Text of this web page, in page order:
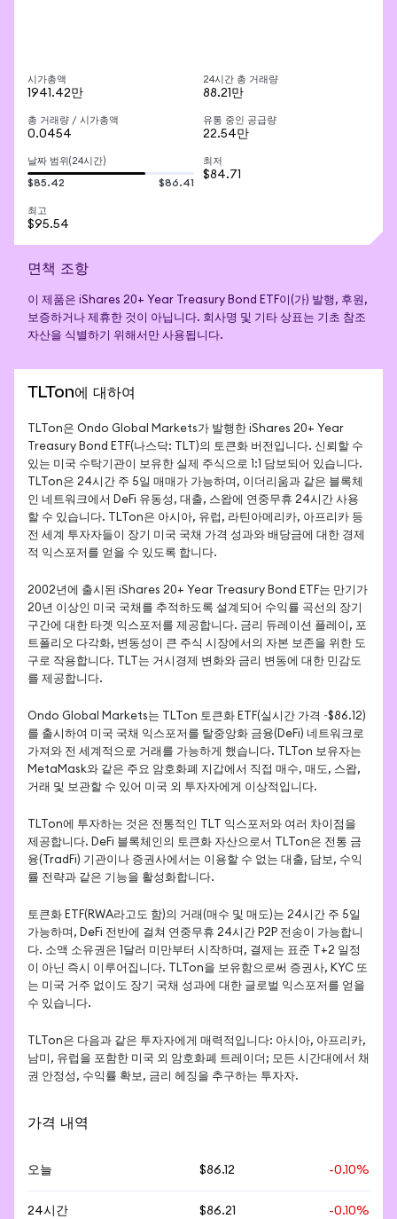
시가총액
1941.42만
24시간 총 거래량
88.21만
총 거래량 / 시가총액
0.0454
유통 중인 공급량
22.54만
날짜 범위(24시간)
$85.42 $86.41
최저
$84.71
최고
$95.54
면책 조항
이 제품은 iShares 20+ Year Treasury Bond ETF이(가) 발행, 후원,
보증하거나 제휴한 것이 아닙니다. 회사명 및 기타 상표는 기초 참조
자산을 식별하기 위해서만 사용됩니다.
TLTon에 대하여
TLTon은 Ondo Global Markets가 발행한 iShares 20+ Year
Treasury Bond ETF(나스닥: TLT)의 토큰화 버전입니다. 신뢰할 수
있는 미국 수탁기관이 보유한 실제 주식으로 1:1 담보되어 있습니다.
TLTon은 24시간 주 5일 매매가 가능하며, 이더리움과 같은 블록체
인 네트워크에서 DeFi 유동성, 대출, 스왑에 연중무휴 24시간 사용
할 수 있습니다. TLTon은 아시아, 유럽, 라틴아메리카, 아프리카 등
전 세계 투자자들이 장기 미국 국채 가격 성과와 배당금에 대한 경제
적 익스포저를 얻을 수 있도록 합니다.
2002년에 출시된 iShares 20+ Year Treasury Bond ETF는 만기가
20년 이상인 미국 국채를 추적하도록 설계되어 수익률 곡선의 장기
구간에 대한 타겟 익스포저를 제공합니다. 금리 듀레이션 플레이, 포
트폴리오 다각화, 변동성이 큰 주식 시장에서의 자본 보존을 위한 도
구로 작용합니다. TLT는 거시경제 변화와 금리 변동에 대한 민감도
를 제공합니다.
Ondo Global Markets는 TLTon 토큰화 ETF(실시간 가격 ~$86.12)
를 출시하여 미국 국채 익스포저를 탈중앙화 금융(DeFi) 네트워크로
가져와 전 세계적으로 거래를 가능하게 했습니다. TLTon 보유자는
MetaMask와 같은 주요 암호화폐 지갑에서 직접 매수, 매도, 스왑,
거래 및 보관할 수 있어 미국 외 투자자에게 이상적입니다.
TLTon에 투자하는 것은 전통적인 TLT 익스포저와 여러 차이점을
제공합니다. DeFi 블록체인의 토큰화 자산으로서 TLTon은 전통 금
융(TradFi) 기관이나 증권사에서는 이용할 수 없는 대출, 담보, 수익
률 전략과 같은 기능을 활성화합니다.
토큰화 ETF(RWA라고도 함)의 거래(매수 및 매도)는 24시간 주 5일
가능하며, DeFi 전반에 걸쳐 연중무휴 24시간 P2P 전송이 가능합니
다. 소액 소유권은 1달러 미만부터 시작하며, 결제는 표준 T+2 일정
이 아닌 즉시 이루어집니다. TLTon을 보유함으로써 증권사, KYC 또
는 미국 거주 없이도 장기 국채 성과에 대한 글로벌 익스포저를 얻을
수 있습니다.
TLTon은 다음과 같은 투자자에게 매력적입니다: 아시아, 아프리카,
남미, 유럽을 포함한 미국 외 암호화폐 트레이더; 모든 시간대에서 채
권 안정성, 수익률 확보, 금리 헤징을 추구하는 투자자.
가격 내역
오늘 $86.12 -0.10%
24시간 $86.21 -0.10%